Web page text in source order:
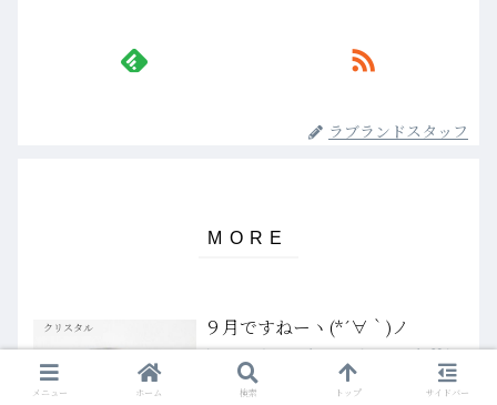
ラブランドスタッフ
クリスタル ９月ですねーヽ(*´∀｀)ノ
(⊹＾◡＾)ノoﾟ｡*こんにちわぁ～*｡♡(；
´Д`A暑い暑いと言っているうち９月が
やってきました９月ってよく歌などで題
メニュー ホーム 検索 トップ サイドバー